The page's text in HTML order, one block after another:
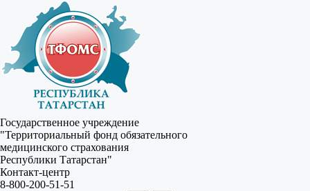
Государственное учреждение
"Территориальный фонд обязательного
медицинского страхования
Республики Татарстан"
Контакт-центр
8-800-200-51-51